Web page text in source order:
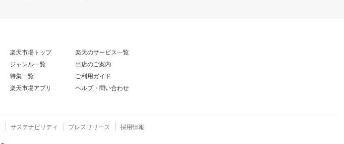
楽天市場トップ
ジャンル一覧
特集一覧
楽天市場アプリ
楽天のサービス一覧
出店のご案内
ご利用ガイド
ヘルプ・問い合わせ
サステナビリティ プレスリリース 採用情報